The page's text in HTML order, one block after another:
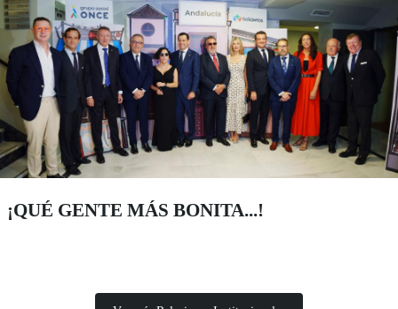
¡QUÉ GENTE MÁS BONITA...!